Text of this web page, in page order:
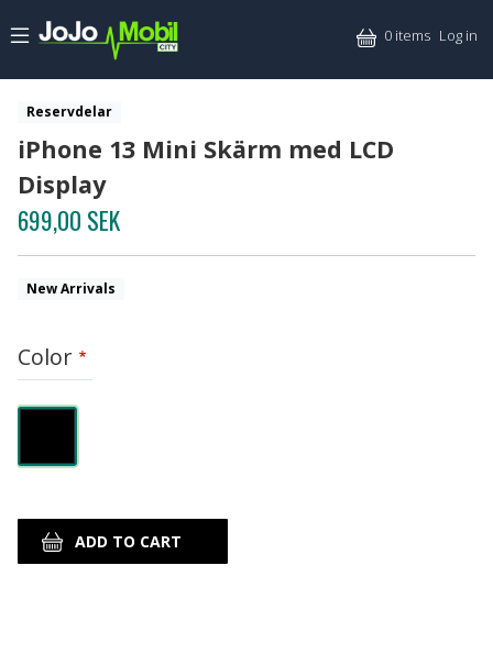
0 items Log in
Reservdelar
iPhone 13 Mini Skärm med LCD
Display
699,00 SEK
New Arrivals
Color